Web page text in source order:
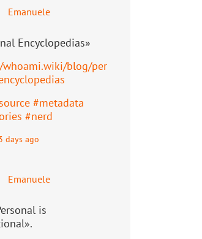
Emanuele
Encyclopedias»
whoami.wiki/blog/per
clopedias
#metadata
#nerd
days ago
Emanuele
is